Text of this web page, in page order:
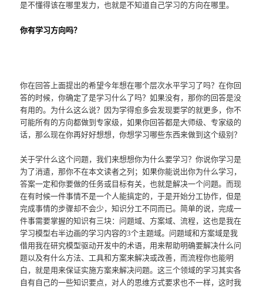
是不懂得该在哪里发力，也就是不知道自己学习的方向在哪里。
你有学习方向吗？
你在回答上面提出的希望今年想在哪个层次水平学习了吗？在你回
答的时候，你确定了是学习什么了吗？如果没有，那你的回答是没
有用的。为什么这么说？因为学得愈多会发现要学的就更多，你不
可能所有的方向都做到专家级，如果你回答都是大师级、专家级的
话，那么现在你再好好想想，你想学习哪些东西来做到这个级别？
关于学什么这个问题，我们来想想你为什么要学习？你说你学习是
为了消遣，那你不在本文读者之列；如果你能说出你为什么学习，
答案一定和你要做的任务或目标有关，也就是解决一个问题。而现
在有时候一件事情不是一个人能搞定的，于是开始分工协作，但是
完成事情的步骤却不会少，知识分工不同而已。简单的说，完成一
件事需要掌握的知识有三块：问题域、方案域、流程，这也是我在
学习模型右半边画的学习内容的3个主题域。问题域和方案域是我
借用我在研究模型驱动开发中的术语，用来帮助明确要解决什么问
题以及有什么方法、工具和方案来解决或改善，而流程你也能明
白，就是用来保证实施方案来解决问题。这三个领域的学习其实各
自有自己的一些知识要点，对人的思维方式要求也不一样，这时我